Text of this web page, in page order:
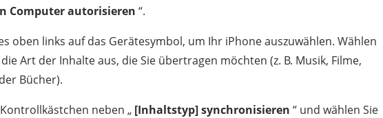
Computer autorisieren “.
oben links auf das Gerätesymbol, um Ihr iPhone auszuwählen. Wählen
Art der Inhalte aus, die Sie übertragen möchten (z. B. Musik, Filme,
Bücher).
neben „ [Inhaltstyp] synchronisieren “ und wählen Sie